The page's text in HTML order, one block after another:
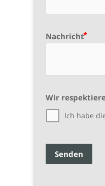
Nachricht
Wir
Ich habe
Senden